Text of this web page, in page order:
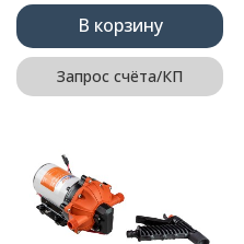
В корзину
Запрос счёта/КП